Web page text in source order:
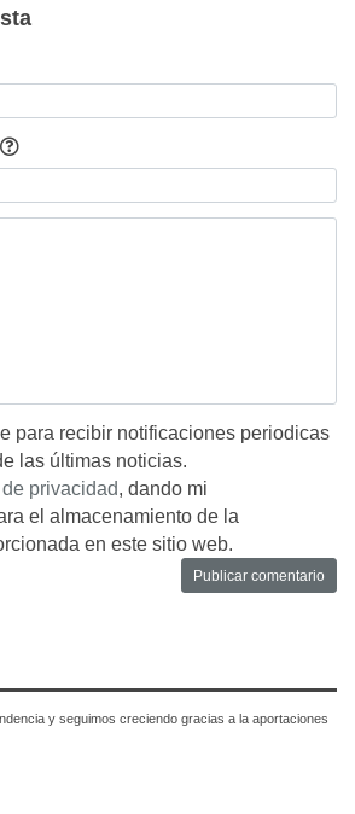
para recibir notificaciones periodicas
las últimas noticias.
privacidad, dando mi
el almacenamiento de la
en este sitio web.
y seguimos creciendo gracias a la aportaciones